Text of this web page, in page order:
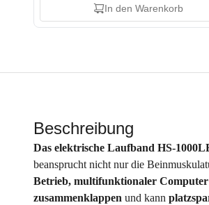
In den Warenkorb
Beschreibung
Das elektrische Laufband HS-
beansprucht nicht nur die
Betrieb, multifunktionaler
zusammenklappen und kann